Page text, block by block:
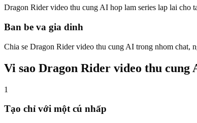
Dragon Rider video thu cung AI hop lam series lap lai cho
Ban be va gia dinh
Chia se Dragon Rider video thu cung AI trong nhom chat,
Vi sao Dragon Rider video thu cung
1
Tạo chỉ với một cú nhấp